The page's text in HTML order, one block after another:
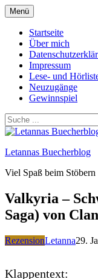
Zum
Inhalt
springen
Menü
Startseite
Über mich
Impressum
Lese- und
Neuzugänge
Gewinnspiel
Letannas Buecherblog
Viel Spaß beim Stöbern
Valkyria –
Saga) von
RezensionLetanna29.
Klappentext: